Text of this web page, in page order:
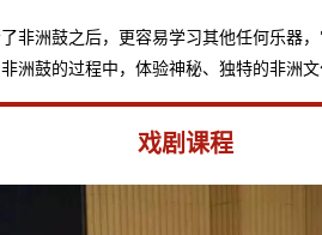
洲鼓之后，更容易学习其他任何乐器，
鼓的过程中，体验神秘、独特的非洲文
戏剧课程